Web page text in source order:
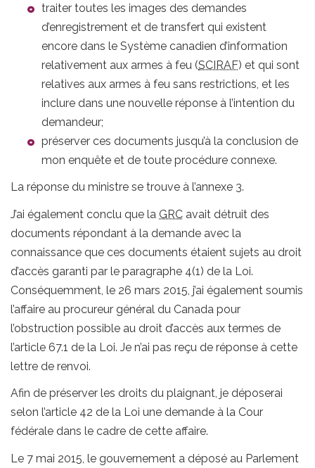
traiter toutes les images des demandes
d’enregistrement et de transfert qui existent
encore dans le Système canadien d’information
relativement aux armes à feu (SCIRAF) et qui sont
relatives aux armes à feu sans restrictions, et les
inclure dans une nouvelle réponse à l’intention du
demandeur;
préserver ces documents jusqu’à la conclusion de
mon enquête et de toute procédure connexe.
La réponse du ministre se trouve à l’annexe 3.
J’ai également conclu que la GRC avait détruit des
documents répondant à la demande avec la
connaissance que ces documents étaient sujets au droit
d’accès garanti par le paragraphe 4(1) de la Loi.
Conséquemment, le 26 mars 2015, j’ai également soumis
l’affaire au procureur général du Canada pour
l’obstruction possible au droit d’accès aux termes de
l’article 67.1 de la Loi. Je n’ai pas reçu de réponse à cette
lettre de renvoi.
Afin de préserver les droits du plaignant, je déposerai
selon l’article 42 de la Loi une demande à la Cour
fédérale dans le cadre de cette affaire.
Le 7 mai 2015, le gouvernement a déposé au Parlement